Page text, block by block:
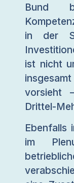
Bund
in der
ist nicht
vorsieht
Drittel-
Ebenfalls
im